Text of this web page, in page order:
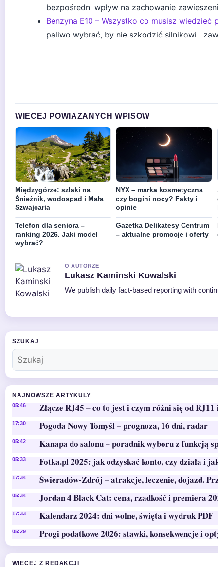
bezpośredni wpływ na zachowanie
Benzyna E10 – Wszystko co musisz wiedzieć
paliwo wybrać, by nie szkodzić silnikowi i
WIECEJ POWIAZANYCH WPISOW
Międzygórze: szlaki na
Śnieżnik, wodospad i Mała
Szwajcaria
NYX – marka kosmetyczna
czy bogini nocy? Fakty i
opinie
Telefon dla seniora –
ranking 2026. Jaki model
wybrać?
Gazetka Delikatesy Centrum
– aktualne promocje i oferty
O AUTORZE
Lukasz Kaminski Kowalski
We publish daily fact-based reporting with
SZUKAJ
NAJNOWSZE ARTYKULY
05:46 Złącze RJ45 – co to jest i czym różni się od
17:30 Pogoda Nowy Tomyśl – prognoza, 16 dni, radar
05:42 Kanapa do salonu – poradnik wyboru z funkcją
05:33 Fotka.pl 2025: jak odzyskać konto, czy działa i
17:34 Świeradów-Zdrój – atrakcje, leczenie, dojazd.
05:34 Jordan 4 Black Cat: cena, rzadkość i premiera
17:33 Kalendarz 2024: dni wolne, święta i wydruk PDF
05:29 Progi podatkowe 2026: stawki, konsekwencje i
WIECEJ Z REDAKCJI